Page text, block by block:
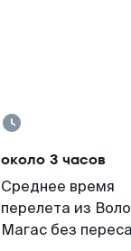
около 3 часов
Среднее время
перелета из
Магас без